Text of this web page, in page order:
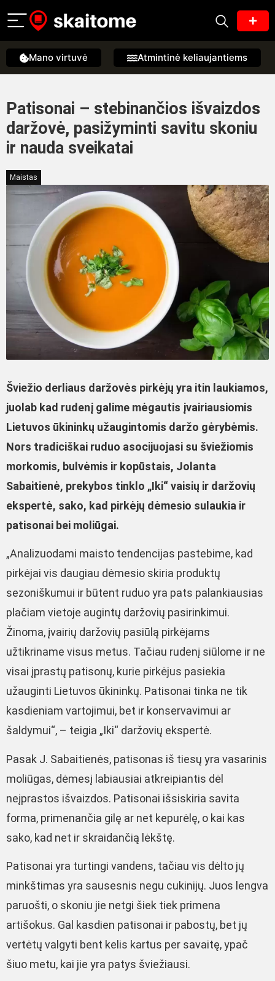
Mano virtuvė Atmintinė keliaujantiems
Patisonai – stebinančios išvaizdos
daržovė, pasižyminti savitu skoniu
ir nauda sveikatai
Maistas
Šviežio derliaus daržovės pirkėjų yra itin laukiamos,
juolab kad rudenį galime mėgautis įvairiausiomis
Lietuvos ūkininkų užaugintomis daržo gėrybėmis.
Nors tradiciškai ruduo asocijuojasi su šviežiomis
morkomis, bulvėmis ir kopūstais, Jolanta
Sabaitienė, prekybos tinklo „Iki“ vaisių ir daržovių
ekspertė, sako, kad pirkėjų dėmesio sulaukia ir
patisonai bei moliūgai.
„Analizuodami maisto tendencijas pastebime, kad
pirkėjai vis daugiau dėmesio skiria produktų
sezoniškumui ir būtent ruduo yra pats palankiausias
plačiam vietoje augintų daržovių pasirinkimui.
Žinoma, įvairių daržovių pasiūlą pirkėjams
užtikriname visus metus. Tačiau rudenį siūlome ir ne
visai įprastų patisonų, kurie pirkėjus pasiekia
užauginti Lietuvos ūkininkų. Patisonai tinka ne tik
kasdieniam vartojimui, bet ir konservavimui ar
šaldymui“, – teigia „Iki“ daržovių ekspertė.
Pasak J. Sabaitienės, patisonas iš tiesų yra vasarinis
moliūgas, dėmesį labiausiai atkreipiantis dėl
neįprastos išvaizdos. Patisonai išsiskiria savita
forma, primenančia gilę ar net kepurėlę, o kai kas
sako, kad net ir skraidančią lėkštę.
Patisonai yra turtingi vandens, tačiau vis dėlto jų
minkštimas yra sausesnis negu cukinijų. Juos lengva
paruošti, o skoniu jie netgi šiek tiek primena
artišokus. Gal kasdien patisonai ir pabostų, bet jų
vertėtų valgyti bent kelis kartus per savaitę, ypač
šiuo metu, kai jie yra patys šviežiausi.